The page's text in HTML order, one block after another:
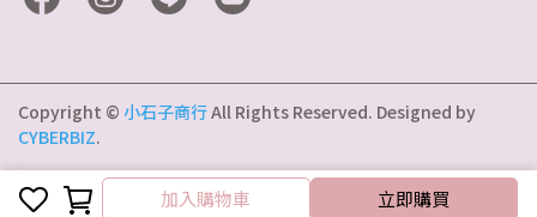
加入購物車
加入購物車 立即購買
Copyright © 小石子商行All Rights Reserved. Designed by
CYBERBIZ.